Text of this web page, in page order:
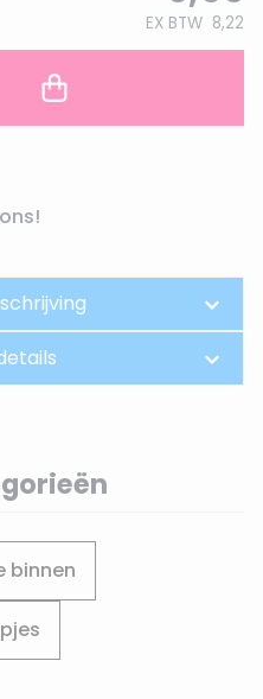
EX BTW 8,22
binnen